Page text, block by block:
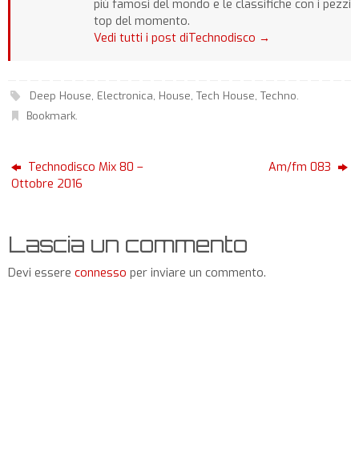
più famosi del mondo e le classifiche con i pezzi
top del momento.
Vedi tutti i post diTechnodisco →
Deep House, Electronica, House, Tech House, Techno.
Bookmark.
Technodisco Mix 80 –
Ottobre 2016
Am/fm 083
Lascia un commento
Devi essere connesso per inviare un commento.